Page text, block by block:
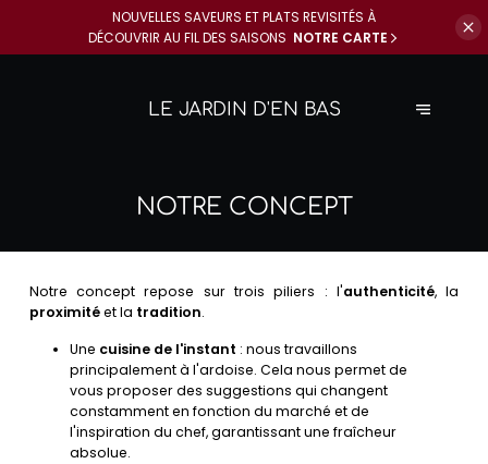
NOUVELLES SAVEURS ET PLATS REVISITÉS À
DÉCOUVRIR AU FIL DES SAISONS NOTRE CARTE
LE JARDIN D'EN BAS
NOTRE CONCEPT
Notre concept repose sur trois piliers : l'authenticité, la
proximitéet la tradition.
Une cuisine de l'instant : nous travaillons
principalement à l'ardoise. Cela nous permet de
vous proposer des suggestions qui changent
constamment en fonction du marché et de
l'inspiration du chef, garantissant une fraîcheur
absolue.